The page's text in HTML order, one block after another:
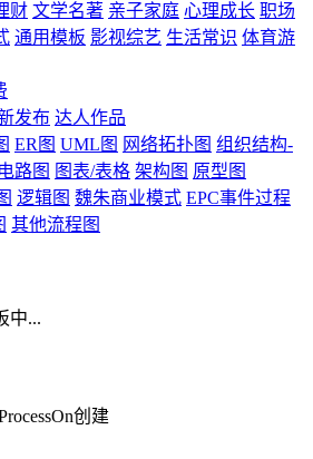
财 文学名著 亲子家庭 心理成长 职场
通用模板 影视综艺 生活常识 体育游
发布 达人作品
ER图 UML图 网络拓扑图 组织结构-
电路图 图表/表格 架构图 原型图
逻辑图 魏朱商业模式 EPC事件过程
其他流程图
中...
创建